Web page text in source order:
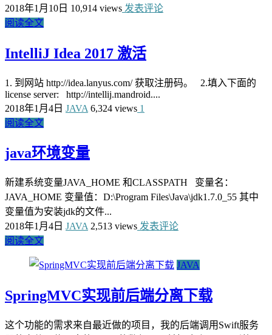
2018年1月10日 10,914 views 发表评论
阅读全文
IntelliJ Idea 2017 激活
1. 到网站 http://idea.lanyus.com/ 获取注册码。 2.填入下面的
license server: http://intellij.mandroid....
2018年1月4日 JAVA 6,324 views 1
阅读全文
java环境变量
新建系统变量JAVA_HOME 和CLASSPATH 变量名：
JAVA_HOME 变量值：D:\Program Files\Java\jdk1.7.0_55 其中
变量值为安装jdk的文件...
2018年1月4日 JAVA 2,513 views 发表评论
阅读全文
JAVA
SpringMVC实现前后端分离下载
这个功能的需求来自最近做的项目，我的后端调用Swift服务